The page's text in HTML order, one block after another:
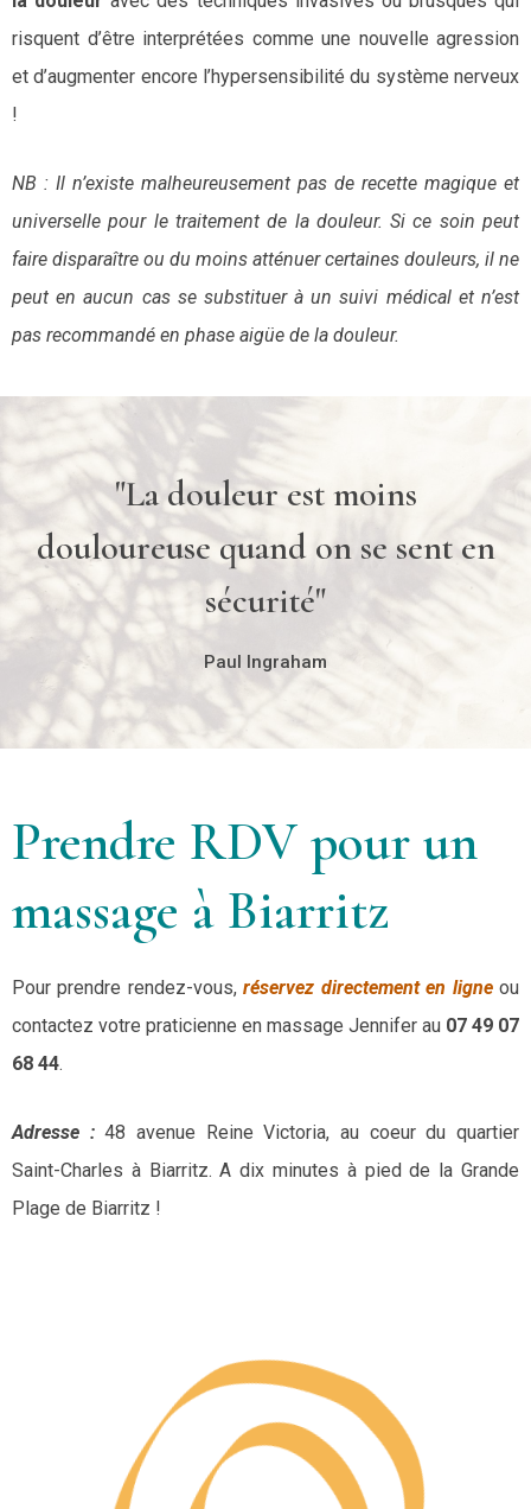
risquent d’être interprétées comme une nouvelle agression
et d’augmenter encore l’hypersensibilité du système nerveux
!
NB : Il n’existe malheureusement pas de recette magique et
universelle pour le traitement de la douleur. Si ce soin peut
faire disparaître ou du moins atténuer certaines douleurs, il ne
peut en aucun cas se substituer à un suivi médical et n’est
pas recommandé en phase aigüe de la douleur.
"La douleur est moins
douloureuse quand on se sent en
sécurité"
Paul Ingraham
Prendre RDV pour un
massage à Biarritz
Pour prendre rendez-vous,réservez directement en ligneou
contactez votre praticienne en massage Jennifer au 07 49 07
68 44.
Adresse :48 avenue Reine Victoria, au coeur du quartier
Saint-Charles à Biarritz. A dix minutes à pied de la Grande
Plage de Biarritz !